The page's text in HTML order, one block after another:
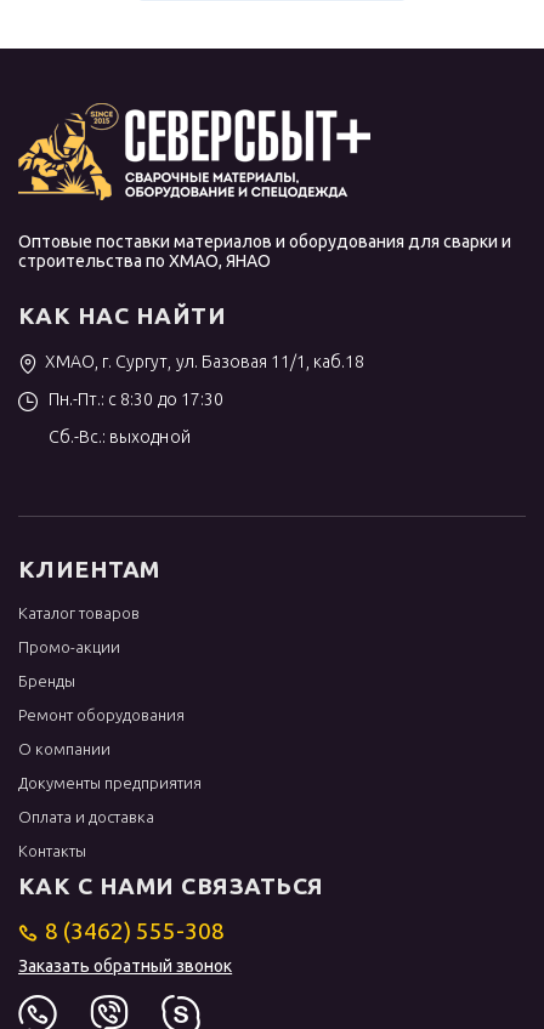
Оптовые поставки материалов и оборудования для сварки и
строительства по ХМАО, ЯНАО
КАК НАС НАЙТИ
ХМАО, г. Сургут, ул. Базовая 11/1, каб.18
Пн.-Пт.: с 8:30 до 17:30
Сб.-Вс.: выходной
КЛИЕНТАМ
Каталог товаров
Промо-акции
Бренды
Ремонт оборудования
О компании
Документы предприятия
Оплата и доставка
Контакты
КАК С НАМИ СВЯЗАТЬСЯ
8 (3462) 555-308
Заказать обратный звонок